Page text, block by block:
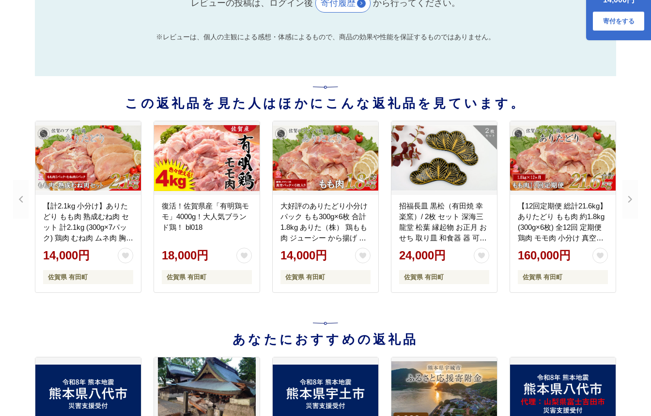
肉 真空パック
am002
寄付をする
レビューの投稿は、ログイン後 寄付履歴 から行ってください。
※レビューは、個人の主観による感想・体感によるもので、商品の効果や性能を保証するものではありません。
この返礼品を見た人はほかにこんな返礼品を見ています。
【計2.1kg 小分け】ありた
どり もも肉 熟成むね肉 セ
ット 計2.1kg (300g×7パッ
ク) 鶏肉 むね肉 ムネ肉 胸肉
真空パック am003
14,000円
佐賀県 有田町
復活！佐賀県産「有明鶏モ
モ」4000g！大人気ブラン
ド鶏！ bl018
18,000円
佐賀県 有田町
大好評のありたどり小分け
パック もも300g×6枚 合計
1.8kg ありた（株） 鶏もも
肉 ジューシー から揚げ 鶏
もも肉 満足な鶏もも肉 6枚
入りの鶏もも肉 人気の鶏も
ク am004
14,000円
佐賀県 有田町
招福長皿 黒松（有田焼 幸
楽窯）/ 2枚 セット 深海三
龍堂 松葉 縁起物 お正月 お
せち 取り皿 和食器 器 可愛
いお皿 ay005
24,000円
佐賀県 有田町
【12回定期便 総計21.6kg】
ありたどり もも肉 約1.8kg
(300g×6枚) 全12回 定期便
鶏肉 モモ肉 小分け 真空パ
160,000円
佐賀県 有田町
あなたにおすすめの返礼品